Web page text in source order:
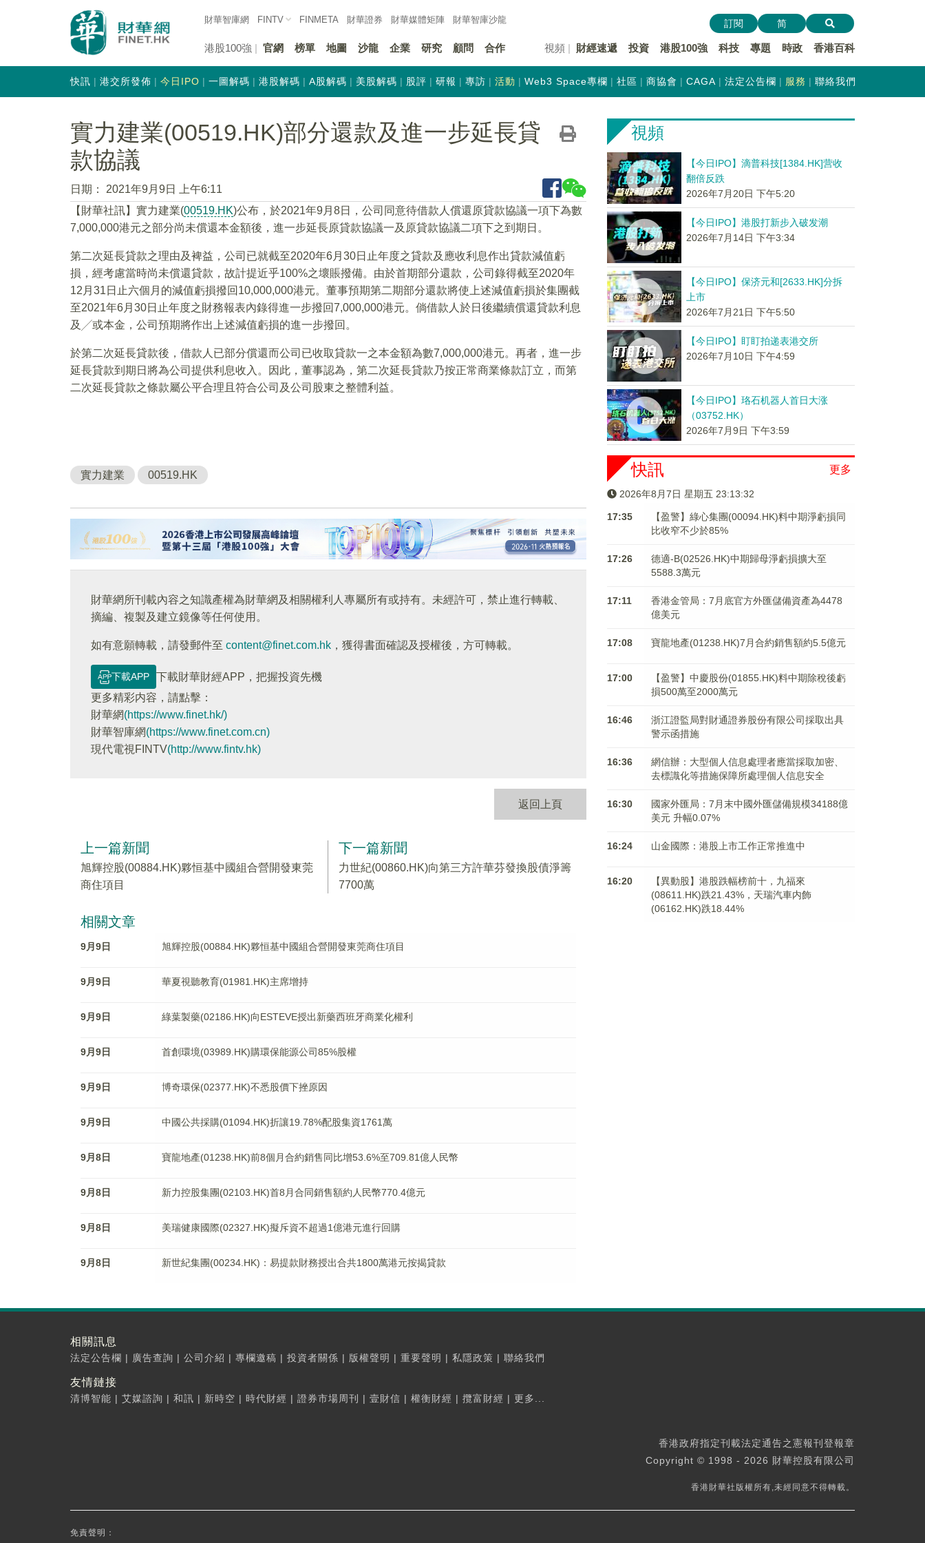
財華智庫網 FINTV FINMETA 財華證券 財華媒體矩陣 財華智庫沙龍
港股100強 官網 榜單 地圖 沙龍 企業 研究 顧問 合作 視頻 財經速遞 投資 港股100強 科技 專題 時政 香港百科
訂閱 简
快訊 港交所發佈 今日IPO 一圖解碼 港股解碼 A股解碼 美股解碼 股評 研報 專訪 活動 Web3 Space專欄 社區 商協會 CAGA 法定公告欄 服務 聯絡我們
實力建業(00519.HK)部分還款及進一步延長貸
款協議
日期：
2021年9月9日 上午6:11
【財華社訊】實力建業(00519.HK)公布，於2021年9月8日，公司同意待借款人償還原貸款協議一項下為數
7,000,000港元之部分尚未償還本金額後，進一步延長原貸款協議一及原貸款協議二項下之到期日。
第二次延長貸款之理由及裨益，公司已就截至2020年6月30日止年度之貸款及應收利息作出貸款減值虧
損，經考慮當時尚未償還貸款，故計提近乎100%之壞賬撥備。由於首期部分還款，公司錄得截至2020年
12月31日止六個月的減值虧損撥回10,000,000港元。董事預期第二期部分還款將使上述減值虧損於集團截
至2021年6月30日止年度之財務報表內錄得進一步撥回7,000,000港元。倘借款人於日後繼續償還貸款利息
及╱或本金，公司預期將作出上述減值虧損的進一步撥回。
於第二次延長貸款後，借款人已部分償還而公司已收取貸款一之本金額為數7,000,000港元。再者，進一步
延長貸款到期日將為公司提供利息收入。因此，董事認為，第二次延長貸款乃按正常商業條款訂立，而第
二次延長貸款之條款屬公平合理且符合公司及公司股東之整體利益。
實力建業 00519.HK
財華網所刊載內容之知識產權為財華網及相關權利人專屬所有或持有。未經許可，禁止進行轉載、
摘編、複製及建立鏡像等任何使用。
如有意願轉載，請發郵件至 content@finet.com.hk ，獲得書面確認及授權後，方可轉載。
下載APP
下載財華財經APP，把握投資先機
更多精彩内容，請點擊：
財華網(https://www.finet.hk/)
財華智庫網(https://www.finet.com.cn)
現代電視FINTV(http://www.fintv.hk)
返回上頁
上一篇新聞
旭輝控股(00884.HK)夥恒基中國組合營開發東莞
商住項目
下一篇新聞
力世紀(00860.HK)向第三方許華芬發換股債淨籌
7700萬
相關文章
9月9日 旭輝控股(00884.HK)夥恒基中國組合營開發東莞商住項目
9月9日 華夏視聽教育(01981.HK)主席增持
9月9日 綠葉製藥(02186.HK)向ESTEVE授出新藥西班牙商業化權利
9月9日 首創環境(03989.HK)購環保能源公司85%股權
9月9日 博奇環保(02377.HK)不悉股價下挫原因
9月9日 中國公共採購(01094.HK)折讓19.78%配股集資1761萬
9月8日 寶龍地產(01238.HK)前8個月合約銷售同比增53.6%至709.81億人民幣
9月8日 新力控股集團(02103.HK)首8月合同銷售額約人民幣770.4億元
9月8日 美瑞健康國際(02327.HK)擬斥資不超過1億港元進行回購
9月8日 新世紀集團(00234.HK)：易提款財務授出合共1800萬港元按揭貸款
視頻
【今日IPO】滴普科技[1384.HK]营收
翻倍反跌
2026年7月20日 下午5:20
【今日IPO】港股打新步入破发潮
2026年7月14日 下午3:34
【今日IPO】保济元和[2633.HK]分拆
上市
2026年7月21日 下午5:50
【今日IPO】盯盯拍递表港交所
2026年7月10日 下午4:59
【今日IPO】珞石机器人首日大涨
（03752.HK）
2026年7月9日 下午3:59
更多
快訊
2026年8月7日 星期五 23:13:33
17:35
【盈警】綠心集團(00094.HK)料中期淨虧損同
比收窄不少於85%
17:26
德適-B(02526.HK)中期歸母淨虧損擴大至
5588.3萬元
17:11
香港金管局：7月底官方外匯儲備資產為4478
億美元
17:08 寶龍地產(01238.HK)7月合約銷售額約5.5億元
17:00
【盈警】中慶股份(01855.HK)料中期除稅後虧
損500萬至2000萬元
16:46
浙江證監局對財通證券股份有限公司採取出具
警示函措施
16:36
網信辦：大型個人信息處理者應當採取加密、
去標識化等措施保障所處理個人信息安全
16:30
國家外匯局：7月末中國外匯儲備規模34188億
美元 升幅0.07%
16:24 山金國際：港股上市工作正常推進中
16:20
【異動股】港股跌幅榜前十，九福來
(08611.HK)跌21.43%，天瑞汽車内飾
(06162.HK)跌18.44%
相關訊息
法定公告欄 | 廣告查詢 | 公司介紹 | 專欄邀稿 | 投資者關係 | 版權聲明 | 重要聲明 | 私隱政策 | 聯絡我們
友情鏈接
清博智能 | 艾媒諮詢 | 和訊 | 新時空 | 時代財經 | 證券市場周刊 | 壹財信 | 權衡財經 | 攬富財經 | 更多...
香港政府指定刊載法定通告之憲報刊登報章
Copyright © 1998 - 2026 財華控股有限公司
香港財華社版權所有,未經同意不得轉載。
免責聲明：